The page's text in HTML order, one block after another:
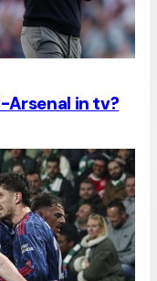
Arsenal in tv?